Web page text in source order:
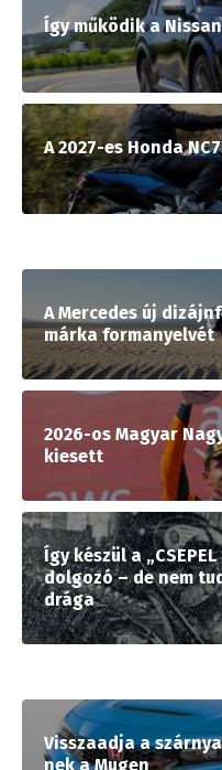
Így működik a
A 2027-es Honda
A Mercedes új
márka formanyelvét
2026-os Magyar
kiesett
Így készül a
dolgozó – de nem
drága
Visszaadja a
nek a Mugen